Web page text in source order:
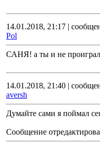
14.01.2018, 21:17 |
Pol
САНЯ! а ты и не
14.01.2018, 21:40 |
aversh
Думайте сами я поймал
Сообщение